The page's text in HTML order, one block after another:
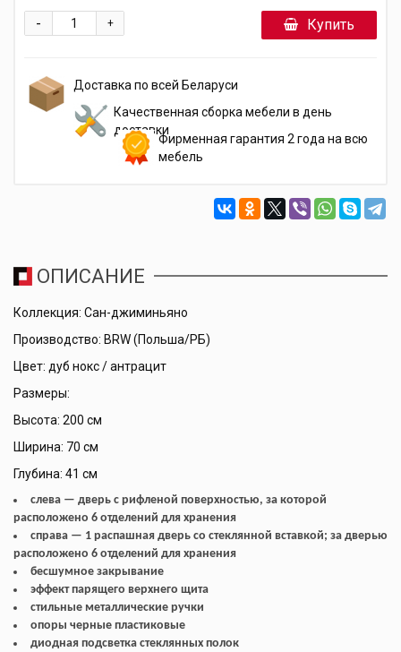
+
- Купить
Доставка по всей Беларуси
Качественная сборка мебели в день
доставки
Фирменная гарантия 2 года на всю
мебель
ОПИСАНИЕ
Коллекция: Сан-джиминьяно
Производство: BRW (Польша/РБ)
Цвет: дуб нокс / антрацит
Размеры:
Высота: 200 см
Ширина: 70 см
Глубина: 41 см
слева — дверь с рифленой поверхностью, за которой
расположено 6 отделений для хранения
справа — 1 распашная дверь со стеклянной вставкой; за дверью
расположено 6 отделений для хранения
бесшумное закрывание
эффект парящего верхнего щита
стильные металлические ручки
опоры черные пластиковые
диодная подсветка стеклянных полок